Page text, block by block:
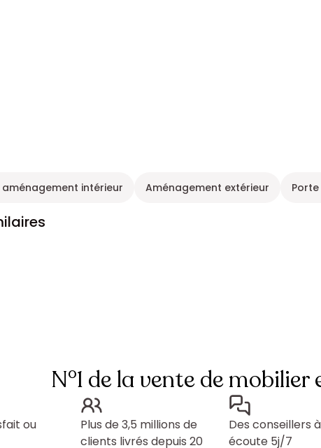
aménagement intérieur Aménagement extérieur
N°1 de la vente de mobilier
ou
Plus de 3,5 millions de
clients livrés depuis 20
Des conseillers
écoute 5j/7